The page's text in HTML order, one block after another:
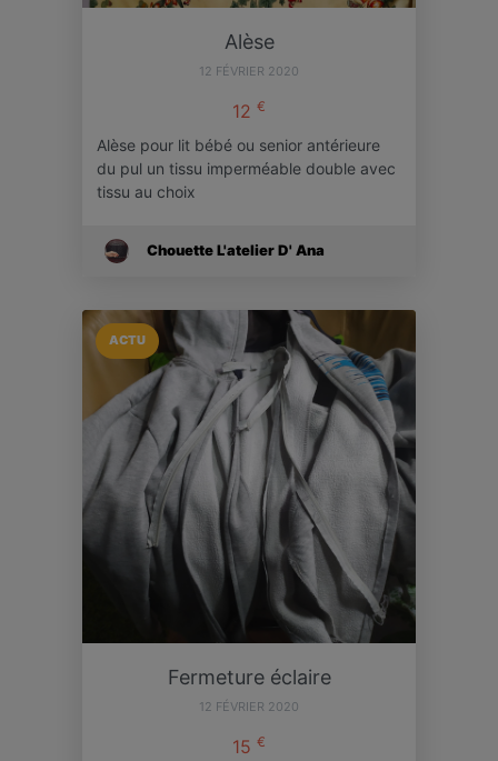
Alèse
12 FÉVRIER 2020
12 €
Alèse pour lit bébé ou senior antérieure
du pul un tissu imperméable double avec
tissu au choix
Chouette L'atelier D' Ana
ACTU
Fermeture éclaire
12 FÉVRIER 2020
15 €